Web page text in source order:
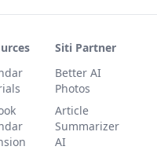
Siti Partner
Better AI
Photos
Article
Summarizer
AI